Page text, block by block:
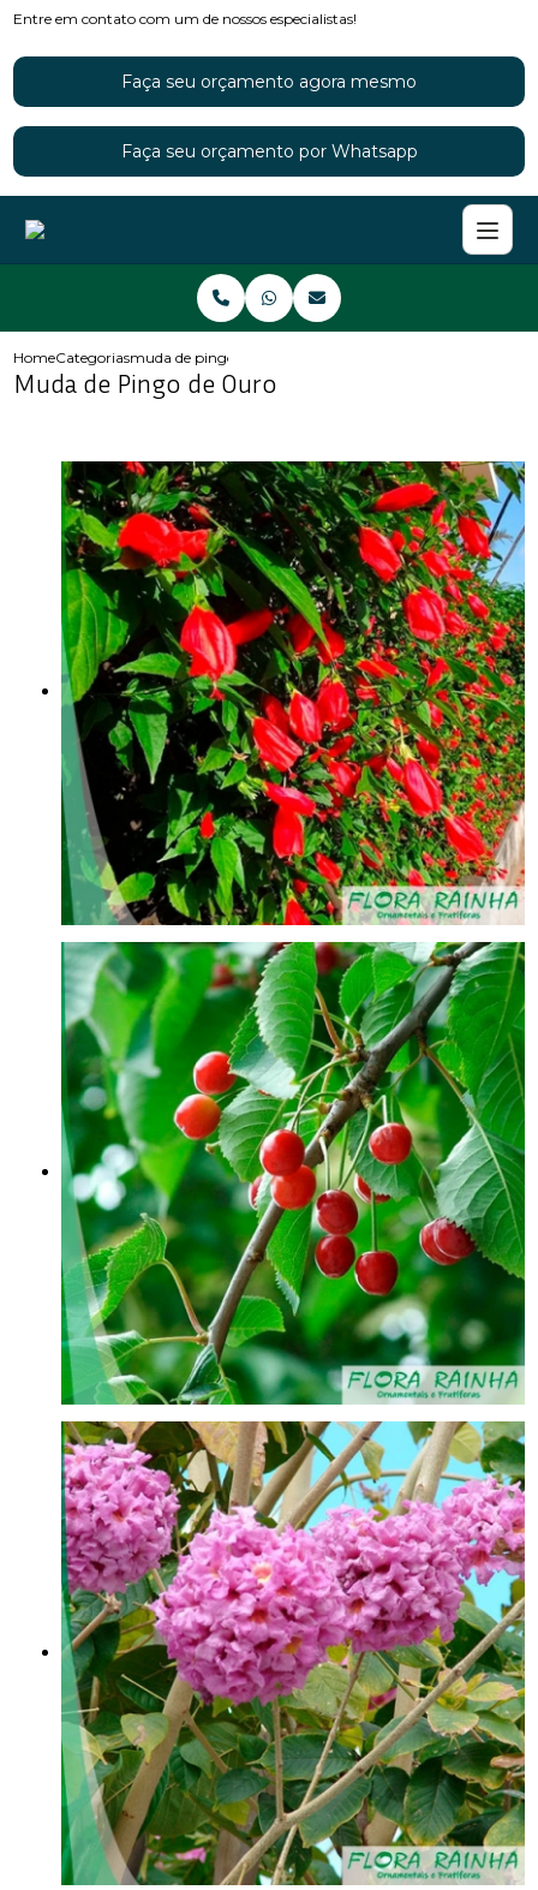
Entre em contato com um de nossos especialistas!
Faça seu orçamento agora mesmo
Faça seu orçamento por Whatsapp
HomeCategoriasmuda de pingo de ouro
Muda de Pingo de Ouro